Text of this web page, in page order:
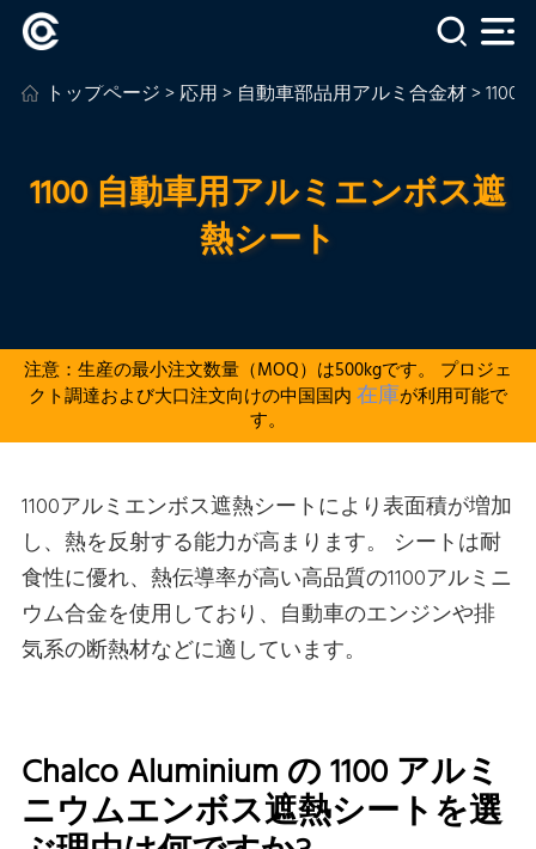
トップページ>応用> 自動車部品用アルミ合金材> 1100
1100 自動車用アルミエンボス遮
熱シート
注意：生産の最小注文数量（MOQ）は500kgです。 プロジェ
クト調達および大口注文向けの中国国内 在庫が利用可能で
す。
1100アルミエンボス遮熱シートにより表面積が増加
し、熱を反射する能力が高まります。 シートは耐
食性に優れ、熱伝導率が高い高品質の1100アルミニ
ウム合金を使用しており、自動車のエンジンや排
気系の断熱材などに適しています。
Chalco Aluminium の 1100 アルミ
ニウムエンボス遮熱シートを選